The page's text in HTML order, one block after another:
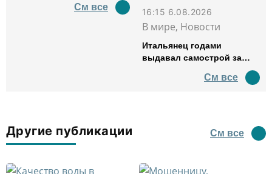
См все 16:15 6.08.2026
В мире, Новости
Итальянец годами
выдавал самострой за
водил туда туристов
См все
Другие публикации См все